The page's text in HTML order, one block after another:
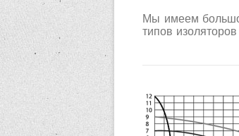
Мы имеем
типов